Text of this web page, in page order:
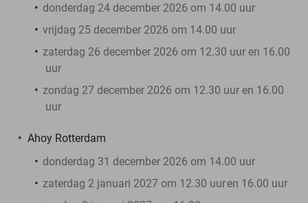
donderdag 24 december 2026 om 14.00 uur
vrijdag 25 december 2026 om 14.00 uur
zaterdag 26 december 2026 om 12.30 uur en 16.00
uur
zondag 27 december 2026 om 12.30 uur en 16.00
uur
Ahoy Rotterdam
donderdag 31 december 2026 om 14.00 uur
zaterdag 2 januari 2027 om 12.30 uuren 16.00 uur